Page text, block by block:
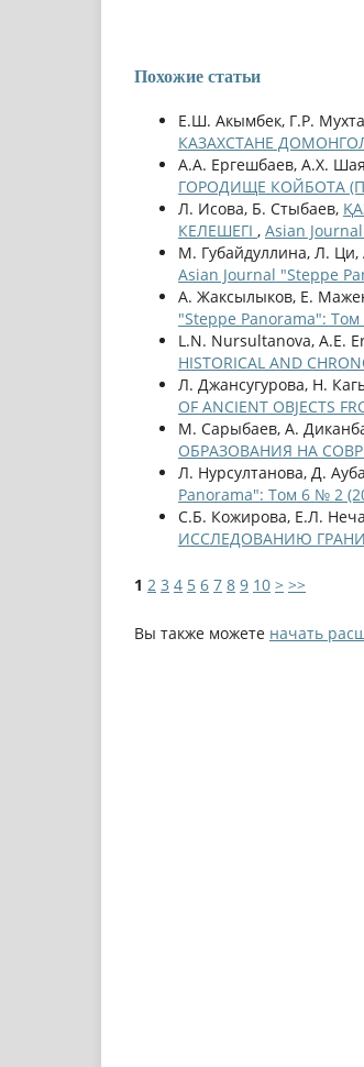
Похожие статьи
Е.Ш. Акымбек, Г.Р.
КАЗАХСТАНЕ
А.А. Ергешбаев, А.Х.
ГОРОДИЩЕ КОЙБОТА
Л. Исова, Б. Стыбаев,
КЕЛЕШЕГІ , Asian
М. Губайдуллина, Л. Ци,
Asian Journal "Steppe
А. Жаксылыков, Е.
"Steppe Panorama":
L.N. Nursultanova, A.E.
HISTORICAL AND
Л. Джансугурова, Н.
OF ANCIENT OBJECTS
М. Сарыбаев, А.
ОБРАЗОВАНИЯ НА
Л. Нурсултанова, Д.
Panorama": Том 6 № 2
С.Б. Кожирова, Е.Л.
ИССЛЕДОВАНИЮ
1 2 3 4 5 6 7 8 9 10 > >>
Вы также можете начать